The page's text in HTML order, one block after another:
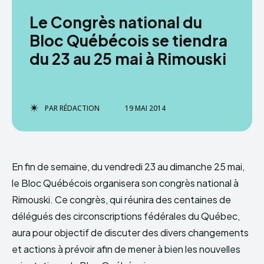
Le Congrès national du
Bloc Québécois se tiendra
du 23 au 25 mai à Rimouski
PARRÉDACTION 19 MAI 2014
En fin de semaine, du vendredi 23 au dimanche 25 mai,
le Bloc Québécois organisera son congrès national à
Rimouski. Ce congrès, qui réunira des centaines de
délégués des circonscriptions fédérales du Québec,
aura pour objectif de discuter des divers changements
et actions à prévoir afin de mener à bien les nouvelles